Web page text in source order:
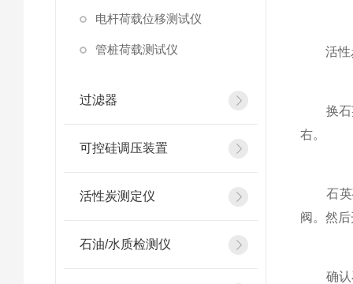
电杆荷载位移测试仪
管桩荷载测试仪
过滤器
可控硅调压装置
活性炭测定仪
石油/水质检测仪
活性炭
换石英
右。
石英砂
阀。然
确认石